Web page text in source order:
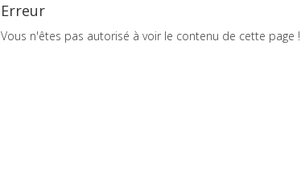
Erreur
Vous n'êtes pas autorisé à voir le contenu de cette page !